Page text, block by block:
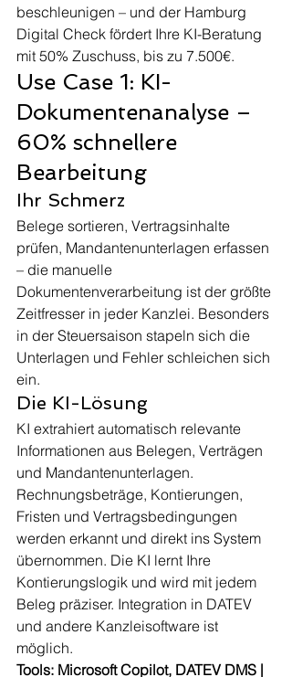
beschleunigen – und der Hamburg
Digital Check fördert Ihre KI-Beratung
mit 50% Zuschuss, bis zu 7.500€.
Use Case 1: KI-
Dokumentenanalyse –
60% schnellere
Bearbeitung
Ihr Schmerz
Belege sortieren, Vertragsinhalte
prüfen, Mandantenunterlagen erfassen
– die manuelle
Dokumentenverarbeitung ist der größte
Zeitfresser in jeder Kanzlei. Besonders
in der Steuersaison stapeln sich die
Unterlagen und Fehler schleichen sich
ein.
Die KI-Lösung
KI extrahiert automatisch relevante
Informationen aus Belegen, Verträgen
und Mandantenunterlagen.
Rechnungsbeträge, Kontierungen,
Fristen und Vertragsbedingungen
werden erkannt und direkt ins System
übernommen. Die KI lernt Ihre
Kontierungslogik und wird mit jedem
Beleg präziser. Integration in DATEV
und andere Kanzleisoftware ist
möglich.
Tools: Microsoft Copilot, DATEV DMS |